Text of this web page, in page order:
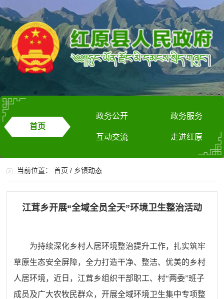
首页
政务公开 政务服务
互动交流 走进红原
当前位置：首页 / 乡镇动态
江茸乡开展“全域全员全天”环境卫生整治活动
为持续深化乡村人居环境整治提升工作，扎实筑牢
草原生态安全屏障，全力打造干净、整洁、优美的乡村
人居环境，近日， 江茸乡组织干部职工、村“两委”班子
成员及广大农牧民群众，开展全域环境卫生集中专项整